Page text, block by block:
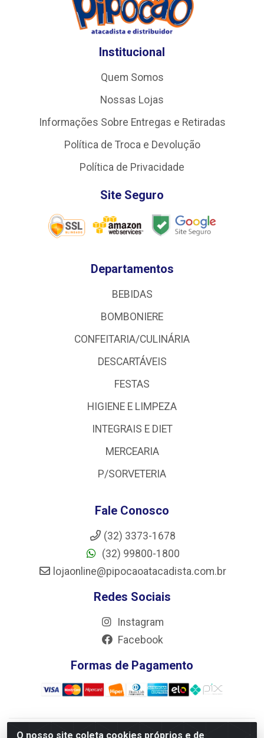
O nosso site coleta cookies próprios e de
Institucional
Quem Somos
Nossas Lojas
Informações Sobre Entregas e Retiradas
Política de Troca e Devolução
Política de Privacidade
Site Seguro
Departamentos
BEBIDAS
BOMBONIERE
CONFEITARIA/CULINÁRIA
DESCARTÁVEIS
FESTAS
HIGIENE E LIMPEZA
INTEGRAIS E DIET
MERCEARIA
P/SORVETERIA
Fale Conosco
(32) 3373-1678
(32) 99800-1800
lojaonline@pipocaoatacadista.com.br
Redes Sociais
Instagram
Facebook
Formas de Pagamento